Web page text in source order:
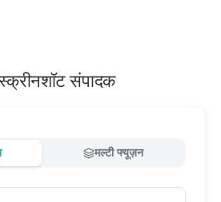
संपादक
मल्टी फ्यूज़न